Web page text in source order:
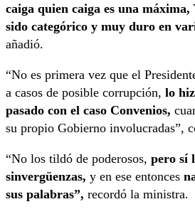
caiga quien caiga es una máxima,
sido categórico y muy duro en
añadió.
“No es primera vez que el
a casos de posible corrupción, lo
pasado con el caso Convenios,
su propio Gobierno involucradas”,
“No los tildó de poderosos, pero sí
sinvergüenzas, y en ese entonces
sus palabras”, recordó la ministra.